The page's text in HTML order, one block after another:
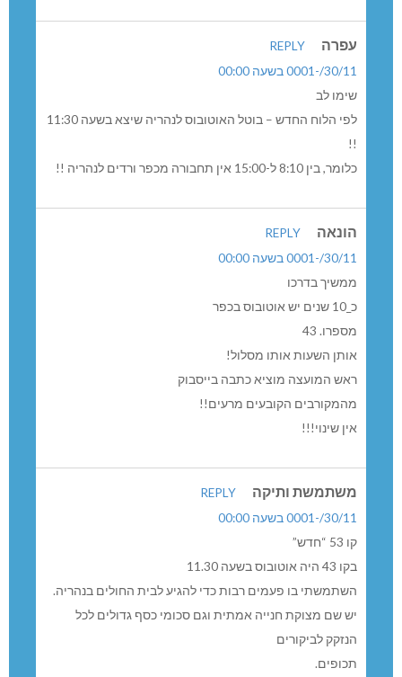
כל הכבוד, סוף סוף קו ישיר בשעות נורמליות….
יעל
REPLY
30/11/-0001 בשעה 00:00
קו 53
והיכן התחנות הכפר?
עפרה
REPLY
30/11/-0001 בשעה 00:00
שימו לב
לפי הלוח החדש – האוטובוס של השעה 11:30 בוטל !!!
כלומר, אין נסיעה לנהריה בין השעות 8:10 ל-14:55 !!!
עפרה
REPLY
30/11/-0001 בשעה 00:00
שימו לב
!!
כלומר, בין 8:10 ל-15:00 אין תחבורה מכפר ורדים לנהריה !!
הונאה